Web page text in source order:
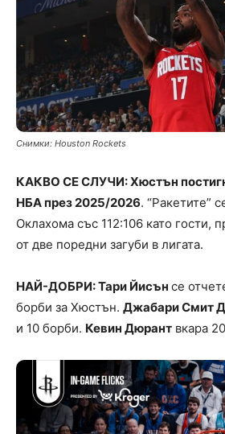
Снимки: Houston Rockets
КАКВО СЕ СЛУЧИ: Хюстън
НБА през 2025/2026. “Ракетите”
Оклахома със 112:106 като гости,
от две поредни загуби в лигата.
НАЙ-ДОБРИ: Тари Йисън се
борби за Хюстън. Джабари Смит
и 10 борби. Кевин Дюрант вкара